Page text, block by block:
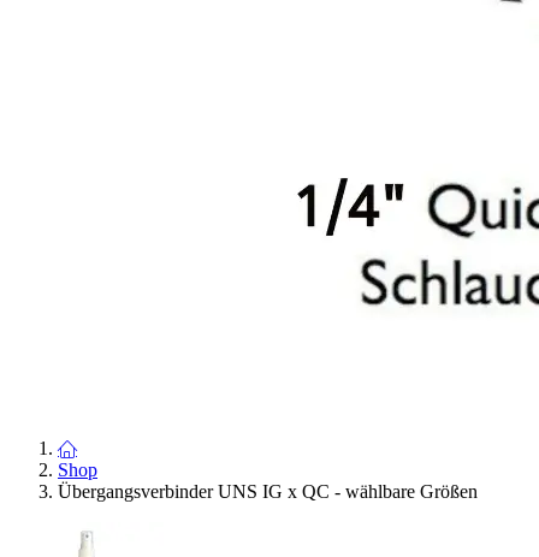
Shop
Übergangsverbinder UNS IG x QC - wählbare Größen